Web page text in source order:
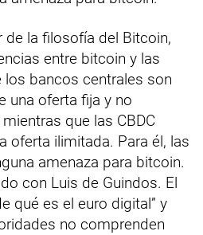
de la filosofía del Bitcoin,
entre bitcoin y las
bancos centrales son
una oferta fija y no
que las CBDC
oferta ilimitada. Para él, las
amenaza para bitcoin.
con Luis de Guindos. El
qué es el euro digital” y
no comprenden